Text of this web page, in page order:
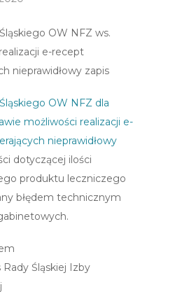
OW NFZ ws.
e-recept
nieprawidłowy zapis
OW NFZ dla
możliwości realizacji e-
nieprawidłowy
dotyczącej ilości
produktu leczniczego
błędem technicznym
Śląskiej Izby